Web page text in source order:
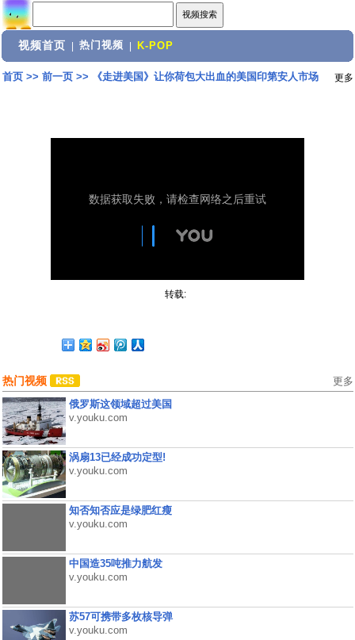
视频首页 热门视频 K-POP
首页>> 前一页>> 《走进美国》让你荷包大出血的美国印第安人市场 更多
转载:
热门视频 更多
俄罗斯这领域超过美国
v.youku.com
涡扇13已经成功定型!
v.youku.com
知否知否应是绿肥红瘦
v.youku.com
中国造35吨推力航发
v.youku.com
苏57可携带多枚核导弹
v.youku.com